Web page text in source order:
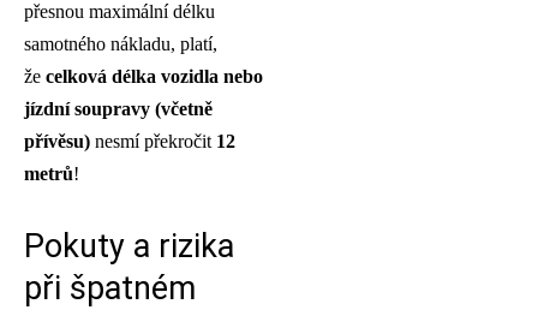
přesnou maximální délku
samotného nákladu, platí,
že celková délka vozidla nebo
jízdní soupravy (včetně
přívěsu) nesmí překročit 12
metrů!
Pokuty a rizika
při špatném